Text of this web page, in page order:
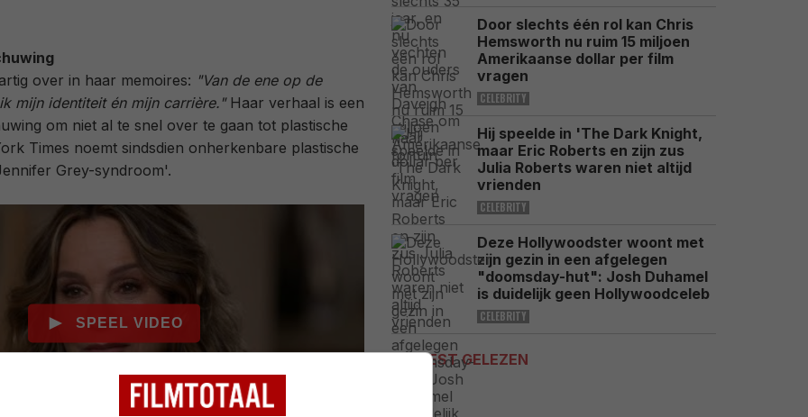
over in haar memoires: "Van de ene op de
mijn identiteit én mijn carrière."Haar verhaal is een
om niet al te snel over te gaan tot plastische
Times noemt sindsdien onherkenbare plastische
Grey-syndroom'.
Door slechts één rol kan Chris
Hemsworth nu ruim 15 miljoen
Amerikaanse dollar per film
vragen
CELEBRITY
Hij speelde in 'The Dark Knight,
maar Eric Roberts en zijn zus
Julia Roberts waren niet altijd
vrienden
CELEBRITY
Deze Hollywoodster woont met
zijn gezin in een afgelegen
"doomsday-hut": Josh Duhamel
is duidelijk geen Hollywoodceleb
CELEBRITY
MEEST GELEZEN